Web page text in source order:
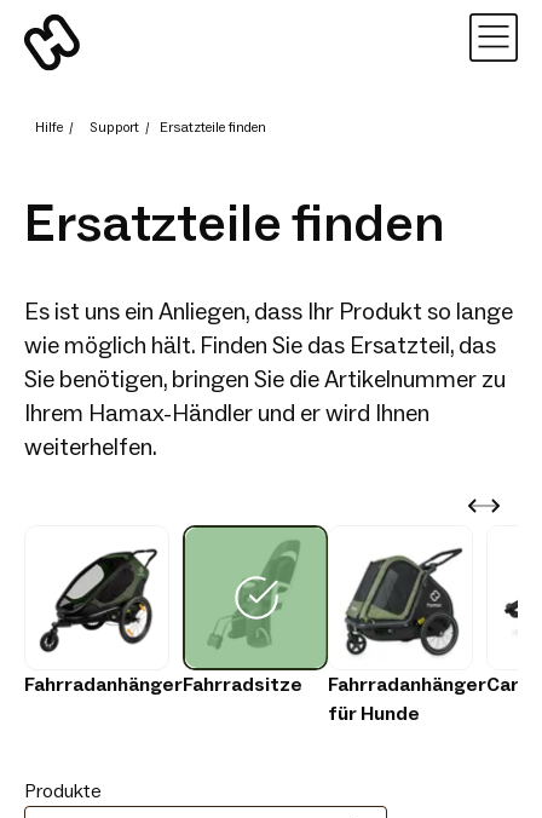
Hilfe / Support / Ersatzteile finden
Ersatzteile finden
Es ist uns ein Anliegen, dass Ihr Produkt so lange
wie möglich hält. Finden Sie das Ersatzteil, das
Sie benötigen, bringen Sie die Artikelnummer zu
Ihrem Hamax-Händler und er wird Ihnen
weiterhelfen.
FahrradanhängerFahrradsitze
Fahrradanhänger
für Hunde
Cargo
Produkte